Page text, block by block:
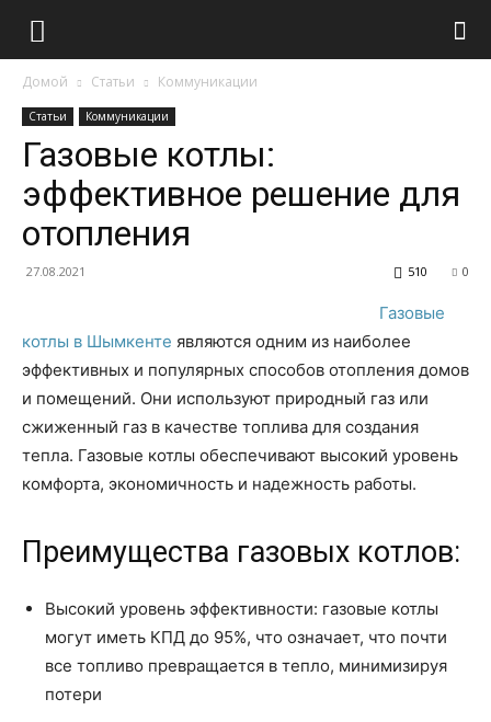
Домой Статьи Коммуникации
Статьи Коммуникации
Газовые котлы:
эффективное решение для
отопления
27.08.2021 0
510
Газовые
котлы в Шымкенте являются одним из наиболее
эффективных и популярных способов отопления домов
и помещений. Они используют природный газ или
сжиженный газ в качестве топлива для создания
тепла. Газовые котлы обеспечивают высокий уровень
комфорта, экономичность и надежность работы.
Преимущества газовых котлов:
Высокий уровень эффективности: газовые котлы
могут иметь КПД до 95%, что означает, что почти
все топливо превращается в тепло, минимизируя
потери